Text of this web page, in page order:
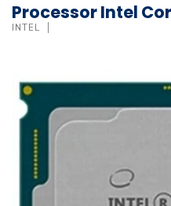
Processor Intel
INTEL